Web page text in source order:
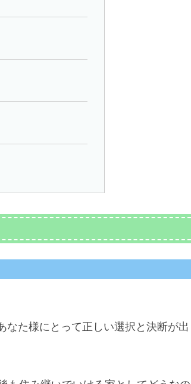
なた様にとって正しい選択と決断が出